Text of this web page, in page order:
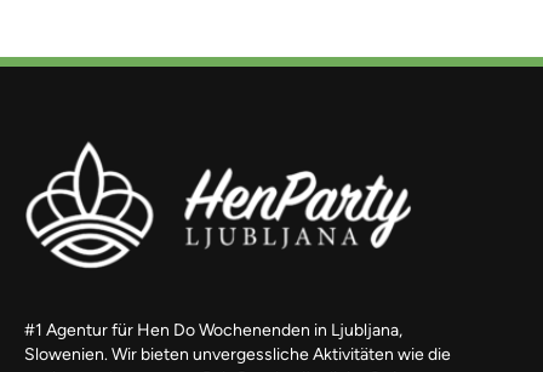
#1 Agentur für Hen Do Wochenenden in Ljubljana,
Slowenien. Wir bieten unvergessliche Aktivitäten wie die